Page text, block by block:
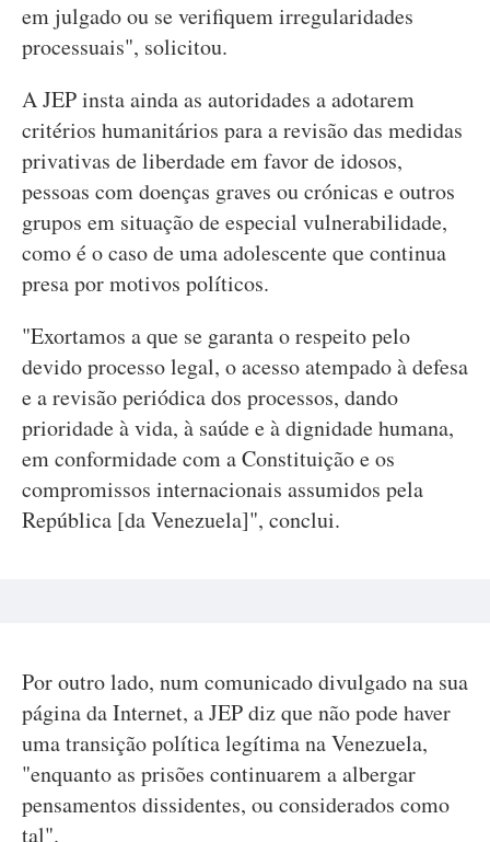
em julgado ou se verifiquem irregularidades
processuais", solicitou.
A JEP insta ainda as autoridades a adotarem
critérios humanitários para a revisão das medidas
privativas de liberdade em favor de idosos,
pessoas com doenças graves ou crónicas e outros
grupos em situação de especial vulnerabilidade,
como é o caso de uma adolescente que continua
presa por motivos políticos.
"Exortamos a que se garanta o respeito pelo
devido processo legal, o acesso atempado à defesa
e a revisão periódica dos processos, dando
prioridade à vida, à saúde e à dignidade humana,
em conformidade com a Constituição e os
compromissos internacionais assumidos pela
República [da Venezuela]", conclui.
Por outro lado, num comunicado divulgado na sua
página da Internet, a JEP diz que não pode haver
uma transição política legítima na Venezuela,
"enquanto as prisões continuarem a albergar
pensamentos dissidentes, ou considerados como
tal".